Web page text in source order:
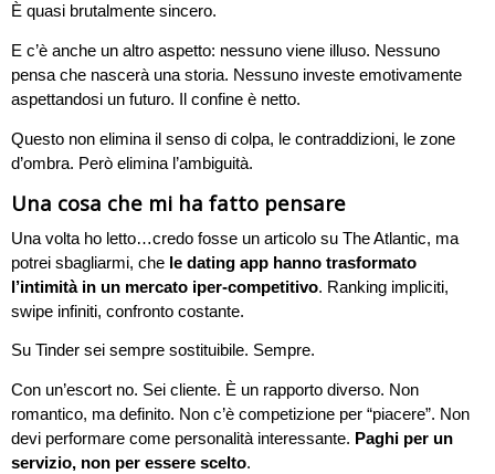
È quasi brutalmente sincero.
E c’è anche un altro aspetto: nessuno viene illuso. Nessuno
pensa che nascerà una storia. Nessuno investe emotivamente
aspettandosi un futuro. Il confine è netto.
Questo non elimina il senso di colpa, le contraddizioni, le zone
d’ombra. Però elimina l’ambiguità.
Una cosa che mi ha fatto pensare
Una volta ho letto…credo fosse un articolo su The Atlantic, ma
potrei sbagliarmi, che le dating app hanno trasformato
l’intimità in un mercato iper-competitivo. Ranking impliciti,
swipe infiniti, confronto costante.
Su Tinder sei sempre sostituibile. Sempre.
Con un’escort no. Sei cliente. È un rapporto diverso. Non
romantico, ma definito. Non c’è competizione per “piacere”. Non
devi performare come personalità interessante. Paghi per un
servizio, non per essere scelto.